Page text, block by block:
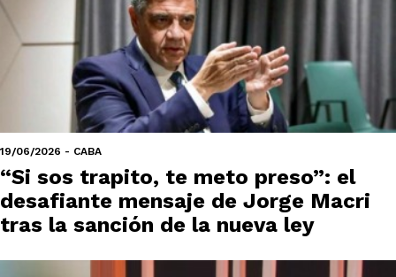
19/06/2026 - CABA
“Si sos trapito, te meto preso”: el
desafiante mensaje de Jorge Macri
tras la sanción de la nueva ley